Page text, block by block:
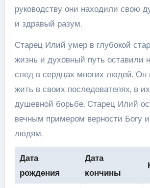
руководству они находили свою
и здравый разум.
Старец Илий умер в глубокой
жизнь и духовный путь оставили
след в сердцах многих людей. Он
жить в своих последователях, в
душевной борьбе. Старец Илий
вечным примером верности Богу
людям.
Дата
рождения
Дата
кончины